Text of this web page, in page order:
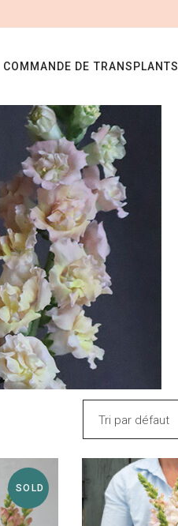
COMMANDE DE TRANSPLANTS
No products in the cart.
Tri par défaut
SOLD